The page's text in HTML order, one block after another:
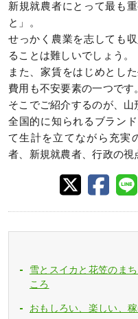
新規就農者にとって最も
と」。
せっかく農業を志しても
ることは難しいでしょう。
また、家賃をはじめとし
費用も不安要素の一つです
そこでご紹介するのが、山
全国的に知られるブラン
て生計を立てながら充実
者、新規就農者、行政の視
雪とスイカと花笠のま
ころ
おもしろい、楽しい、